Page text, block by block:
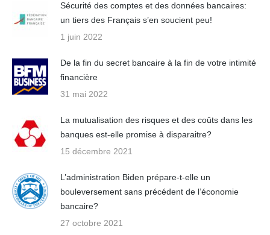
Sécurité des comptes et des données bancaires:
un tiers des Français s’en soucient peu!
1 juin 2022
De la fin du secret bancaire à la fin de votre intimité
financière
31 mai 2022
La mutualisation des risques et des coûts dans les
banques est-elle promise à disparaitre?
15 décembre 2021
L’administration Biden prépare-t-elle un
bouleversement sans précédent de l’économie
bancaire?
27 octobre 2021